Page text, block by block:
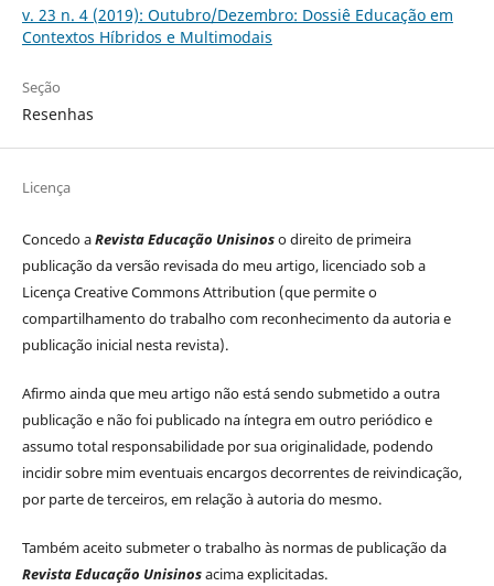
v. 23 n. 4 (2019): Outubro/Dezembro: Dossiê Educação em
Contextos Híbridos e Multimodais
Seção
Resenhas
Licença
Concedo aRevista Educação Unisinoso direito de primeira
publicação da versão revisada do meu artigo, licenciado sob a
Licença Creative Commons Attribution (que permite o
compartilhamento do trabalho com reconhecimento da autoria e
publicação inicial nesta revista).
Afirmo ainda que meu artigo não está sendo submetido a outra
publicação e não foi publicado na íntegra em outro periódico e
assumo total responsabilidade por sua originalidade, podendo
incidir sobre mim eventuais encargos decorrentes de reivindicação,
por parte de terceiros, em relação à autoria do mesmo.
Também aceito submeter o trabalho às normas de publicação da
Revista Educação Unisinosacima explicitadas.